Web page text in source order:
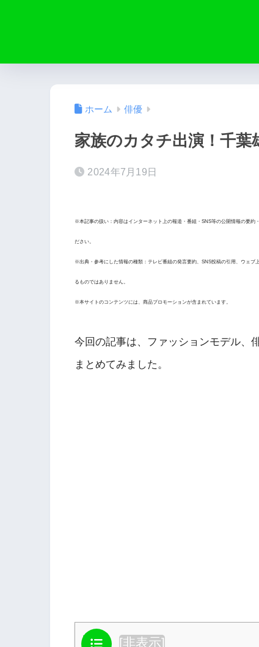
ホーム 俳優
家族のカタチ出演！千葉
2024年7月19日
※本記事の扱い：内容はインターネット上の報道・番組・SNS等の公開情報の要約
ださい。
※出典・参考にした情報の種類：テレビ番組の発言要約、SNS投稿の引用、ウェ
るものではありません。
※本サイトのコンテンツには、商品プロモーションが含まれています。
今回の記事は、ファッションモデル、
まとめてみました。
目次 [非表示]